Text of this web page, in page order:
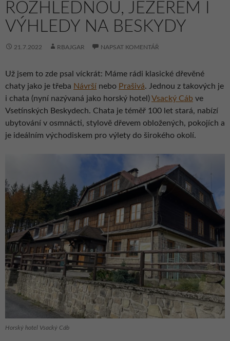
ROZHLEDNOU, JEZEREM I
VÝHLEDY NA BESKYDY
21.7.2022 RBAJGAR NAPSAT KOMENTÁŘ
Už jsem to zde psal víckrát: Máme rádi klasické dřevěné
chaty jako je třeba Návrší nebo Prašivá. Jednou z takových je
i chata (nyní nazývaná jako horský hotel)Vsacký Cáb ve
Vsetínských Beskydech. Chata je téměř 100 let stará, nabízí
ubytování v osmnácti, stylově dřevem obložených, pokojích a
je ideálním východiskem pro výlety do širokého okolí.
Horský hotel Vsacký Cáb